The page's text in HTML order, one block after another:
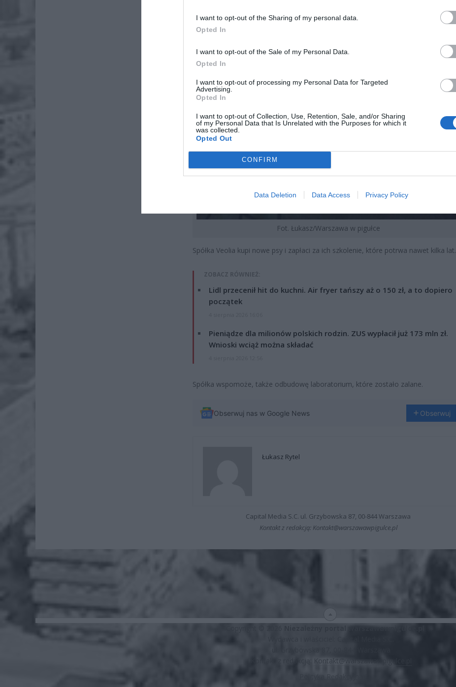
I want to opt-out of the Sharing of my personal data.
Opted In
I want to opt-out of the Sale of my Personal Data.
Opted In
I want to opt-out of processing my Personal Data for Targeted
Advertising.
Opted In
I want to opt-out of Collection, Use, Retention, Sale, and/or Sharing
of my Personal Data that Is Unrelated with the Purposes for which it
was collected.
Opted Out
CONFIRM
Data Deletion Data Access Privacy Policy
Fot. Łukasz/Warszawa w pigułce
Spółka Veolia kupi nowe psy i zapłaci za ich szkolenie, które potrwa nawet kilka lat.
ZOBACZ RÓWNIEŻ:
Lidl przecenił hit do kuchni. Air fryer tańszy aż o 150 zł, a to dopiero
początek
Pieniądze dla milionów polskich rodzin. ZUS wypłacił już 173 mln zł.
Wnioski wciąż można składać
Spółka wspomoże, także odbudowę laboratorium, które zostało zalane.
Obserwuj nas w Google News Obserwuj
Łukasz Rytel
Capital Media S.C. ul. Grzybowska 87, 00-844 Warszawa
Kontakt z redakcją: Kontakt@warszawawpigulce.pl
Niezależny portal warszawawpigulce.pl
Kontakt@warszawawpigulce.pl
Polityka Redakcyjna